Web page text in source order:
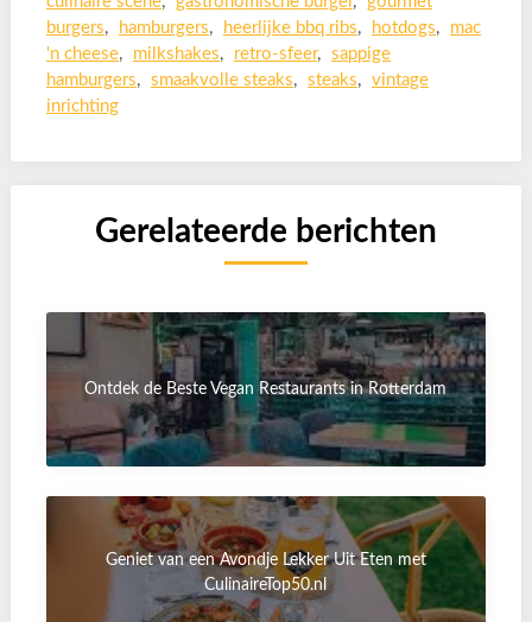
burgers, hamburgers, heerlijke bbq ribs, hotdogs,
mac
'n cheese, milkshakes, retro-sfeer, sappige
hamburgers, smaakvolle steaks, steaks, vintage
inrichting
Gerelateerde berichten
Ontdek de Beste Vegan Restaurants in Rotterdam
Geniet van een Avondje Lekker Uit Eten met
CulinaireTop50.nl